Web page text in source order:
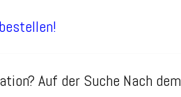
Auf der Suche Nach dem